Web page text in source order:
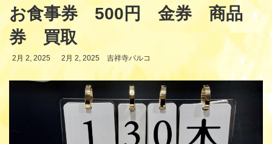
お食事券 500円 金券 商品
券 買取
2月 2, 2025
最
日
時
:
2月 2, 2025 吉祥寺パルコ